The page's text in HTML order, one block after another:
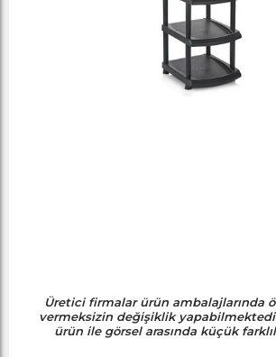
Üretici firmalar ürün ambalajlarında
vermeksizin değişiklik
ürün ile görsel arasında küçük